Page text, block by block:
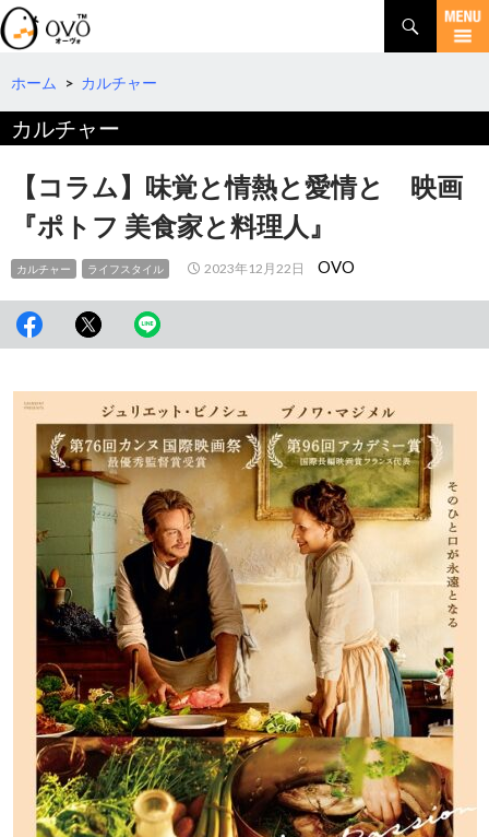
検
索
コ
テ
ツ
へ
ホーム > カルチャー
カルチャー
【コラム】味覚と情熱と愛情と 映画
『ポトフ 美食家と料理人』
カルチャー ライフスタイル 2023年12月22日 OVO